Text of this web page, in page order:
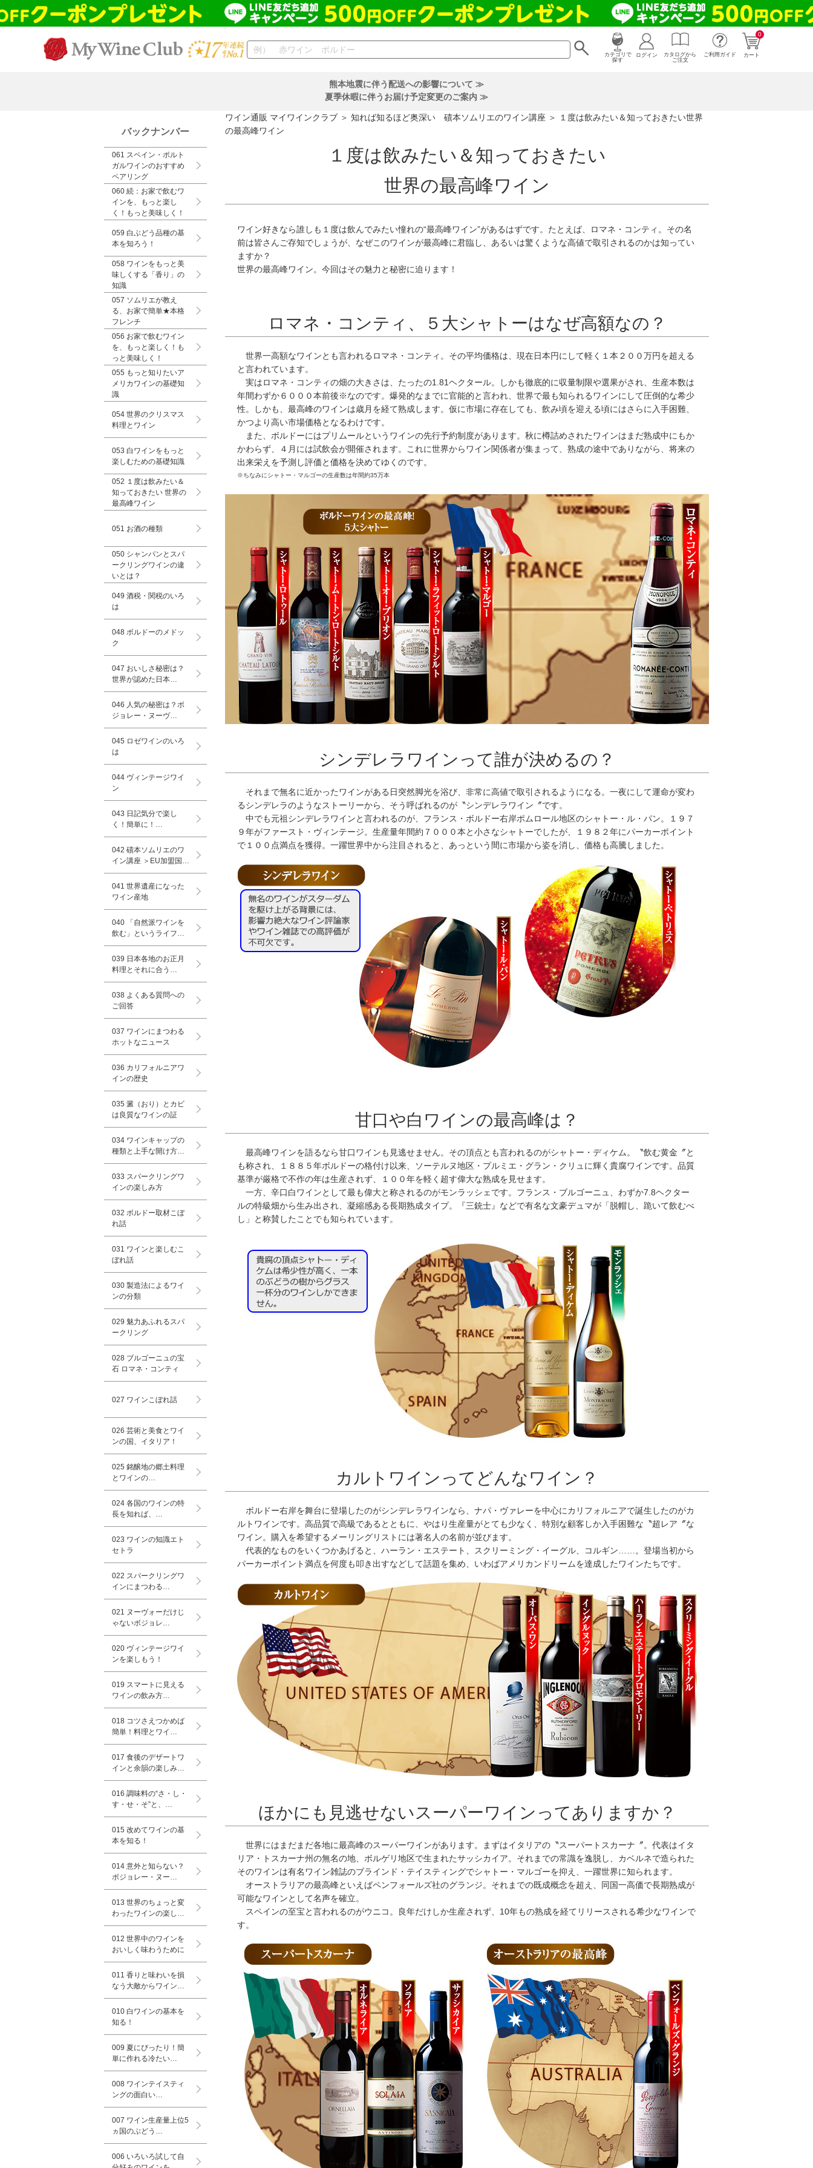
カテゴリで
探す
0
カート
ログイン
カタログから
ご注文
ご利用ガイド
熊本地震に伴う配送への影響について ≫
夏季休暇に伴うお届け予定変更のご案内 ≫
バックナンバー
061 スペイン・ポルト
ガルワインのおすすめ
ペアリング
060 続：お家で飲むワ
インを、もっと楽し
く！もっと美味しく！
059 白ぶどう品種の基
本を知ろう！
058 ワインをもっと美
味しくする「香り」の
知識
057 ソムリエが教え
る、お家で簡単★本格
フレンチ
056 お家で飲むワイン
を、もっと楽しく！も
っと美味しく！
055 もっと知りたいア
メリカワインの基礎知
識
054 世界のクリスマス
料理とワイン
053 白ワインをもっと
楽しむための基礎知識
052 １度は飲みたい＆
知っておきたい 世界の
最高峰ワイン
051 お酒の種類
050 シャンパンとスパ
ークリングワインの違
いとは？
049 酒税・関税のいろ
は
048 ボルドーのメドッ
ク
047 おいしさ秘密は？
世界が認めた日本…
046 人気の秘密は？ボ
ジョレー・ヌーヴ…
045 ロゼワインのいろ
は
044 ヴィンテージワイ
ン
043 日記気分で楽し
く！簡単に！…
042 磧本ソムリエのワ
イン講座 ＞EU加盟国…
041 世界遺産になった
ワイン産地
040 「自然派ワインを
飲む」というライフ…
039 日本各地のお正月
料理とそれに合う…
038 よくある質問への
ご回答
037 ワインにまつわる
ホットなニュース
036 カリフォルニアワ
インの歴史
035 澱（おり）とカビ
は良質なワインの証
034 ワインキャップの
種類と上手な開け方…
033 スパークリングワ
インの楽しみ方
032 ボルドー取材こぼ
れ話
031 ワインと楽しむこ
ぼれ話
030 製造法によるワイ
ンの分類
029 魅力あふれるスパ
ークリング
028 ブルゴーニュの宝
石 ロマネ・コンティ
027 ワインこぼれ話
026 芸術と美食とワイ
ンの国、イタリア！
025 銘醸地の郷土料理
とワインの…
024 各国のワインの特
長を知れば、…
023 ワインの知識エト
セトラ
022 スパークリングワ
インにまつわる…
021 ヌーヴォーだけじ
ゃないボジョレ…
020 ヴィンテージワイ
ンを楽しもう！
019 スマートに見える
ワインの飲み方…
018 コツさえつかめば
簡単！料理とワイ…
017 食後のデザートワ
インと余韻の楽しみ…
016 調味料の“さ・し・
す・せ・そ”と、…
015 改めてワインの基
本を知る！
014 意外と知らない？
ボジョレー・ヌー…
013 世界のちょっと変
わったワインの楽し…
012 世界中のワインを
おいしく味わうために
011 香りと味わいを損
なう大敵からワイン…
010 白ワインの基本を
知る！
009 夏にぴったり！簡
単に作れる冷たい…
008 ワインテイスティ
ングの面白い…
007 ワイン生産量上位5
ヵ国のぶどう…
006 いろいろ試して自
ワイン通販 マイワインクラブ ＞ 知れば知るほど奥深い 磧本ソムリエのワイン講座 ＞ １度は飲みたい＆知っておきたい世界
の最高峰ワイン
１度は飲みたい＆知っておきたい
世界の最高峰ワイン
ワイン好きなら誰しも１度は飲んでみたい憧れの“最高峰ワイン”があるはずです。たとえば、ロマネ・コンティ。その名
前は皆さんご存知でしょうが、なぜこのワインが最高峰に君臨し、あるいは驚くような高値で取引されるのかは知ってい
ますか？
世界の最高峰ワイン。今回はその魅力と秘密に迫ります！
ロマネ・コンティ、５大シャトーはなぜ高額なの？
世界一高額なワインとも言われるロマネ・コンティ。その平均価格は、現在日本円にして軽く１本２００万円を超える
と言われています。
実はロマネ・コンティの畑の大きさは、たったの1.81ヘクタール。しかも徹底的に収量制限や選果がされ、生産本数は
年間わずか６０００本前後※なのです。爆発的なまでに官能的と言われ、世界で最も知られるワインにして圧倒的な希少
性。しかも、最高峰のワインは歳月を経て熟成します。仮に市場に存在しても、飲み頃を迎える頃にはさらに入手困難、
かつより高い市場価格となるわけです。
また、ボルドーにはプリムールというワインの先行予約制度があります。秋に樽詰めされたワインはまだ熟成中にもか
かわらず、４月には試飲会が開催されます。これに世界からワイン関係者が集まって、熟成の途中でありながら、将来の
出来栄えを予測し評価と価格を決めてゆくのです。
※ちなみにシャトー・マルゴーの生産数は年間約35万本
シンデレラワインって誰が決めるの？
それまで無名に近かったワインがある日突然脚光を浴び、非常に高値で取引されるようになる。一夜にして運命が変わ
るシンデレラのようなストーリーから、そう呼ばれるのが〝シンデレラワイン〞です。
中でも元祖シンデレラワインと言われるのが、フランス・ボルドー右岸ポムロール地区のシャトー・ル・パン。１９７
９年がファースト・ヴィンテージ。生産量年間約７０００本と小さなシャトーでしたが、１９８２年にパーカーポイント
で１００点満点を獲得。一躍世界中から注目されると、あっという間に市場から姿を消し、価格も高騰しました。
甘口や白ワインの最高峰は？
最高峰ワインを語るなら甘口ワインも見逃せません。その頂点とも言われるのがシャトー・ディケム。〝飲む黄金〞と
も称され、１８８５年ボルドーの格付け以来、ソーテルヌ地区・プルミエ・グラン・クリュに輝く貴腐ワインです。品質
基準が厳格で不作の年は生産されず、１００年を軽く超す偉大な熟成を見せます。
一方、辛口白ワインとして最も偉大と称されるのがモンラッシェです。フランス・ブルゴーニュ、わずか7.8ヘクター
ルの特級畑から生み出され、凝縮感ある長期熟成タイプ。『三銃士』などで有名な文豪デュマが「脱帽し、跪いて飲むべ
し」と称賛したことでも知られています。
カルトワインってどんなワイン？
ボルドー右岸を舞台に登場したのがシンデレラワインなら、ナパ・ヴァレーを中心にカリフォルニアで誕生したのがカ
ルトワインです。高品質で高級であるとともに、やはり生産量がとても少なく、特別な顧客しか入手困難な〝超レア〞な
ワイン。購入を希望するメーリングリストには著名人の名前が並びます。
代表的なものをいくつかあげると、ハーラン・エステート、スクリーミング・イーグル、コルギン……。登場当初から
パーカーポイント満点を何度も叩き出すなどして話題を集め、いわばアメリカンドリームを達成したワインたちです。
ほかにも見逃せないスーパーワインってありますか？
世界にはまだまだ各地に最高峰のスーパーワインがあります。まずはイタリアの〝スーパートスカーナ〞。代表はイタ
リア・トスカーナ州の無名の地、ボルゲリ地区で生まれたサッシカイア。それまでの常識を逸脱し、カベルネで造られた
そのワインは有名ワイン雑誌のブラインド・テイスティングでシャトー・マルゴーを抑え、一躍世界に知られます。
オーストラリアの最高峰といえばペンフォールズ社のグランジ。それまでの既成概念を超え、同国一高価で長期熟成が
可能なワインとして名声を確立。
スペインの至宝と言われるのがウニコ。良年だけしか生産されず、10年もの熟成を経てリリースされる希少なワインで
す。